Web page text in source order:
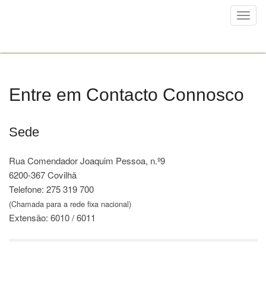
Entre em Contacto Connosco
Sede
Rua Comendador Joaquim Pessoa, n.º9
6200-367 Covilhã
Telefone: 275 319 700
(Chamada para a rede fixa nacional)
Extensão: 6010 / 6011